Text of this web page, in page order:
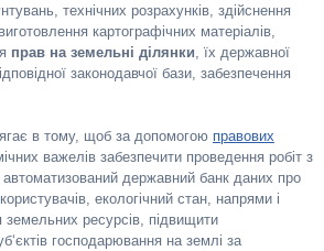
технічних розрахунків, здійснення
картографічних матеріалів,
прав на земельні ділянки , їх державної
законодавчої бази, забезпечення
в тому, щоб за допомогою правових
важелів забезпечити проведення робіт з
державний банк даних про
екологічний стан, напрями і
земельних ресурсів, підвищити
господарювання на землі за